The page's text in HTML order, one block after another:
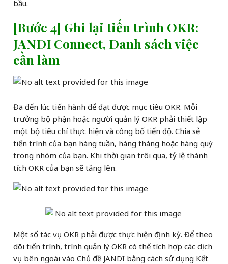
bầu.
[Bước 4] Ghi lại tiến trình OKR:
JANDI Connect, Danh sách việc
cần làm
Đã đến lúc tiến hành để đạt được mục tiêu OKR. Mỗi
trưởng bộ phận hoặc người quản lý OKR phải thiết lập
một bộ tiêu chí thực hiện và công bố tiến độ. Chia sẻ
tiến trình của bạn hàng tuần, hàng tháng hoặc hàng quý
trong nhóm của bạn. Khi thời gian trôi qua, tỷ lệ thành
tích OKR của bạn sẽ tăng lên.
Một số tác vụ OKR phải được thực hiện định kỳ. Để theo
dõi tiến trình, trình quản lý OKR có thể tích hợp các dịch
vụ bên ngoài vào Chủ đề JANDI bằng cách sử dụng Kết